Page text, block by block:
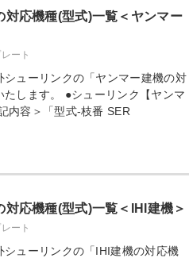
応機種(型式)一覧＜ヤンマー
ート
ューリンクの「ヤンマー建機の対
します。 ●シューリンク【ヤンマ
容＞「型式-枝番 SER
応機種(型式)一覧＜IHI建機＞
ート
ューリンクの「IHI建機の対応機